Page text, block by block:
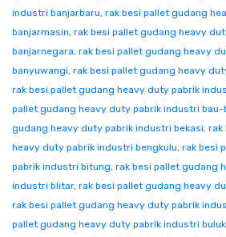
industri banjarbaru, rak besi pallet gudang
banjarmasin, rak besi pallet gudang heavy
banjarnegara, rak besi pallet gudang heavy
banyuwangi, rak besi pallet gudang heavy
rak besi pallet gudang heavy duty pabrik
pallet gudang heavy duty pabrik industri bau-
gudang heavy duty pabrik industri bekasi, rak
heavy duty pabrik industri bengkulu, rak besi
pabrik industri bitung, rak besi pallet gudang
industri blitar, rak besi pallet gudang heavy
rak besi pallet gudang heavy duty pabrik
pallet gudang heavy duty pabrik industri